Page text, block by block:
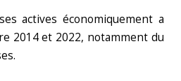
actives économiquement a
2014 et 2022, notamment du